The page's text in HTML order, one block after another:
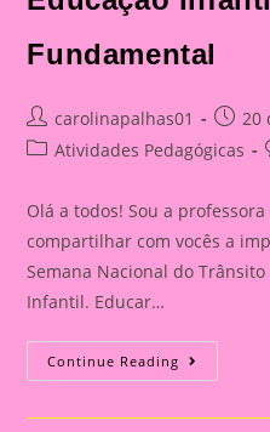
Fundamental
Post
author:
carolinapalhas01
Post20
PostAtividades Pedagógicas
Olá a todos! Sou a
compartilhar com vocês a
Semana Nacional do
Infantil. Educar…
Continue Reading Atividade
Com
Tema